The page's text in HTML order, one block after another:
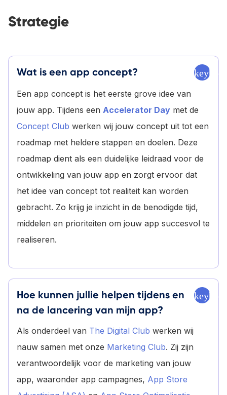
Strategie
Wat is een app concept?
Een app concept is het eerste grove idee van
jouw app. Tijdens een Accelerator Day met de
Concept Club werken wij jouw concept uit tot een
roadmap met heldere stappen en doelen. Deze
roadmap dient als een duidelijke leidraad voor de
ontwikkeling van jouw app en zorgt ervoor dat
het idee van concept tot realiteit kan worden
gebracht. Zo krijg je inzicht in de benodigde tijd,
middelen en prioriteiten om jouw app succesvol te
realiseren.
Hoe kunnen jullie helpen tijdens en
na de lancering van mijn app?
Als onderdeel van The Digital Club werken wij
nauw samen met onze Marketing Club. Zij zijn
verantwoordelijk voor de marketing van jouw
app, waaronder app campagnes, App Store